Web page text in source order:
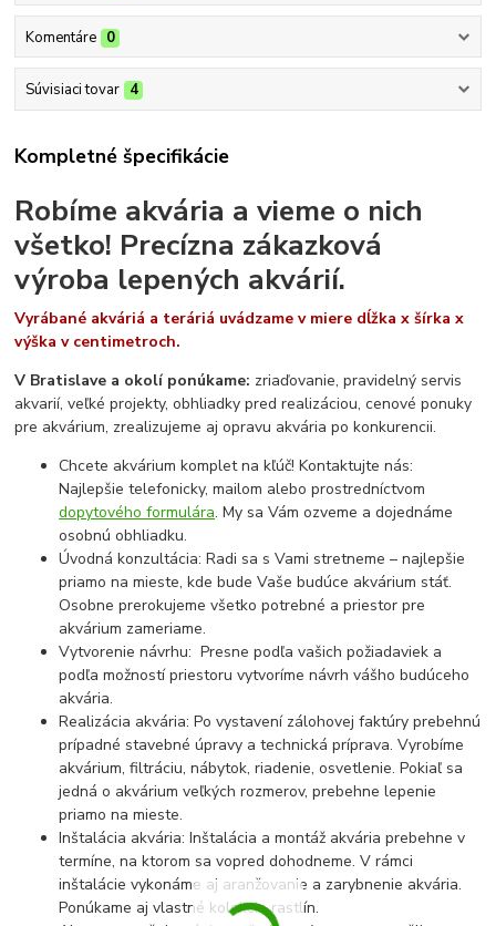
Komentáre 0
Súvisiaci tovar 4
Kompletné špecifikácie
Robíme akvária a vieme o nich
všetko! Precízna zákazková
výroba lepených akvárií.
Vyrábané akváriá a teráriá uvádzame v miere dĺžka x šírka x
výška v centimetroch.
V Bratislave a okolí ponúkame: zriaďovanie, pravidelný servis
akvarií, veľké projekty, obhliadky pred realizáciou, cenové ponuky
pre akvárium, zrealizujeme aj opravu akvária po konkurencii.
Chcete akvárium komplet na kľúč! Kontaktujte nás:
Najlepšie telefonicky, mailom alebo prostredníctvom
dopytového formulára. My sa Vám ozveme a dojednáme
osobnú obhliadku.
Úvodná konzultácia: Radi sa s Vami stretneme – najlepšie
priamo na mieste, kde bude Vaše budúce akvárium stáť.
Osobne prerokujeme všetko potrebné a priestor pre
akvárium zameriame.
Vytvorenie návrhu: Presne podľa vašich požiadaviek a
podľa možností priestoru vytvoríme návrh vášho budúceho
akvária.
Realizácia akvária: Po vystavení zálohovej faktúry prebehnú
prípadné stavebné úpravy a technická príprava. Vyrobíme
akvárium, filtráciu, nábytok, riadenie, osvetlenie. Pokiaľ sa
jedná o akvárium veľkých rozmerov, prebehne lepenie
priamo na mieste.
Inštalácia akvária: Inštalácia a montáž akvária prebehne v
termíne, na ktorom sa vopred dohodneme. V rámci
inštalácie vykonáme aj aranžovanie a zarybnenie akvária.
Ponúkame aj vlastné kolekcie rastlín.